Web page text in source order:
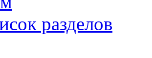
разделов